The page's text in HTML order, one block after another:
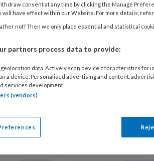
het begin van de pandemie
uit angst voor besmetting. “Je
zegt tandarts Wolter
Nederlandse
(KNMT). “Een goede
betere algemene gezondheid
iemand besmet raken met
consent at any time by clicking the Manage
will have effect within our Website. For more details, refer
not? Then we only place essential and statistical
partners process data to provide:
data. Actively scan device characteristics for
a device. Personalised advertising and content,
services development.
(vendors)